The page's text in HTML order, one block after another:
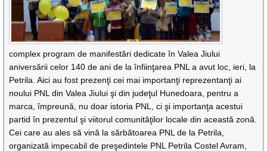
complex program de manifestări dedicate în Valea Jiului
aniversării celor 140 de ani de la înfiinţarea PNL a avut loc, ieri, la
Petrila. Aici au fost prezenţi cei mai importanţi reprezentanţi ai
noului PNL din Valea Jiului şi din judeţul Hunedoara, pentru a
marca, împreună, nu doar istoria PNL, ci şi importanţa acestui
partid în prezentul şi viitorul comunităţilor locale din această zonă.
Cei care au ales să vină la sărbătoarea PNL de la Petrila,
organizată impecabil de preşedintele PNL Petrila Costel Avram,